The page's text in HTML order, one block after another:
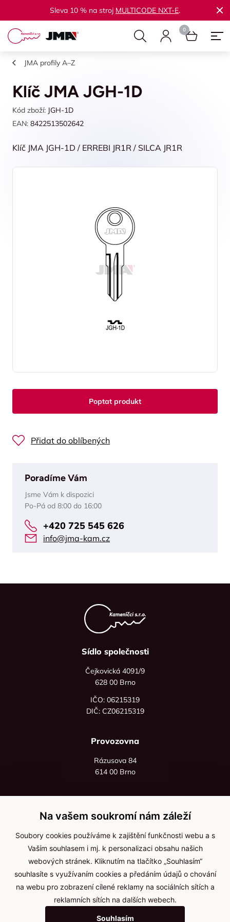
Sleva 10 % na stroj MULTICODE NXT-E.
JMA profily A–Z
Klíč JMA JGH-1D
Kód zboží: JGH-1D
EAN: 8422513502642
Klíč JMA JGH-1D / ERREBI JR1R / SILCA JR1R
Poptat produkt
Přidat do oblíbených
Poradíme Vám
Jsme Vám k dispozici
Po-Pá od 8:00 do 16:00
+420 725 545 626
info@jma-kam.cz
Sídlo společnosti
Čejkovická 4091/9
628 00 Brno
IČO: 06215319
DIČ: CZ06215319
Provozovna
Rázusova 84
614 00 Brno
+420 736 535 066
Po - pá: 8:00 - 16:00
info@jma-kam.cz
Důležité informace
Ochrana osobních údajů
Cookies
Na vašem soukromí nám záleží
Soubory cookies používáme k zajištění funkčnosti webu a s
Vaším souhlasem i mj. k personalizaci obsahu našich
webových stránek. Kliknutím na tlačítko „Souhlasím“
souhlasíte s využívaním cookies a předáním údajů o chování
na webu pro zobrazení cílené reklamy na sociálních sítích a
reklamních sítích na dalších webech.
Souhlasím